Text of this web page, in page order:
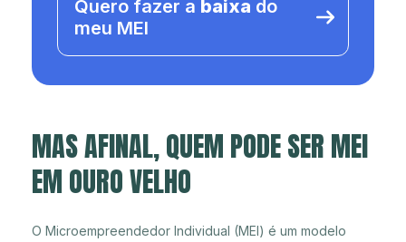
Quero fazer a baixa do
meu MEI
MAS AFINAL, QUEM PODE SER MEI
EM OURO VELHO
O Microempreendedor Individual (MEI) é um modelo